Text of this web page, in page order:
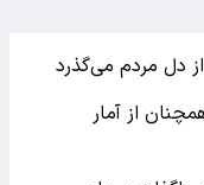
دل مردم می‌گذرد
از آمار